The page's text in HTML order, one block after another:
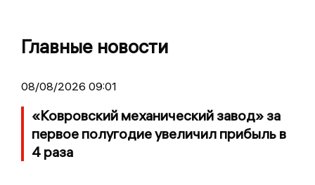
Главные новости
08/08/2026 09:01
«Ковровский механический завод» за
первое полугодие увеличил прибыль в
4 раза